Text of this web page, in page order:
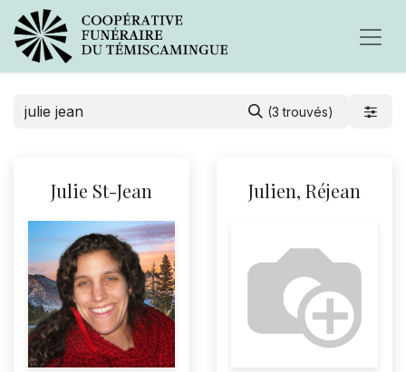
(3 trouvés)
Julie St-Jean Julien, Réjean